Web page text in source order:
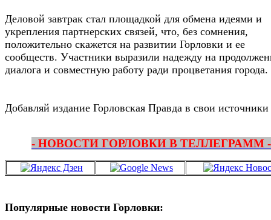
Деловой завтрак стал площадкой для обмена идеями и
укрепления партнерских связей, что, без сомнения,
положительно скажется на развитии Горловки и ее
сообществ. Участники выразили надежду на
диалога и совместную работу ради процветания города.
Добавляй издание Горловская Правда в свои источники
- НОВОСТИ ГОРЛОВКИ В ТЕЛЛЕГРАММ -
Популярные новости Горловки: